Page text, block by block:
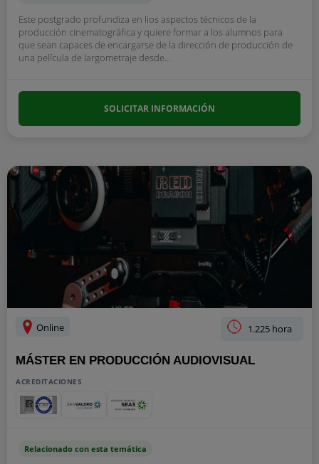
Este postgrado profundiza en lios aspectos técnicos de la
producción cinematográfica y quiere formar a los alumnos para
que sean capaces de encargarse de la dirección de producción de
una película de largometraje desde...
SOLICITAR INFORMACIÓN
Online 1.225 hora
MÁSTER EN PRODUCCIÓN AUDIOVISUAL
ACREDITACIONES
Relacionado con esta temática